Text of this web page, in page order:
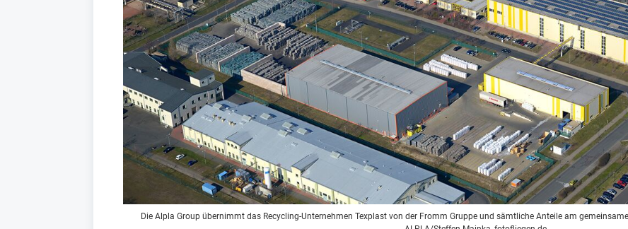
Die Alpla Group übernimmt das Recycling-Unternehmen Texplast von der Fromm Gruppe und sämtliche Anteile am